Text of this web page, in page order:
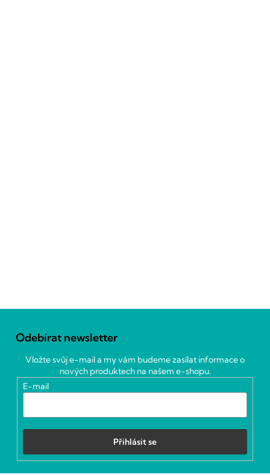
Odebírat newsletter
Vložte svůj e-mail a my vám budeme zasílat informace o
nových produktech na našem e-shopu.
E-mail
Přihlásit se